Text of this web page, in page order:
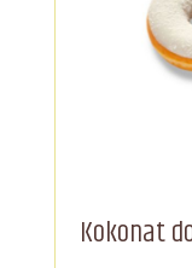
Kokonat